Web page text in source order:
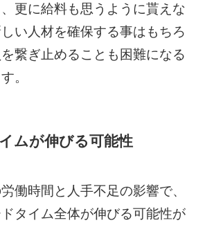
更に給料も思うように貰えな
い人材を確保する事はもちろ
繋ぎ止めることも困難になる
。
ムが伸びる可能性
働時間と人手不足の影響で、
タイム全体が伸びる可能性が